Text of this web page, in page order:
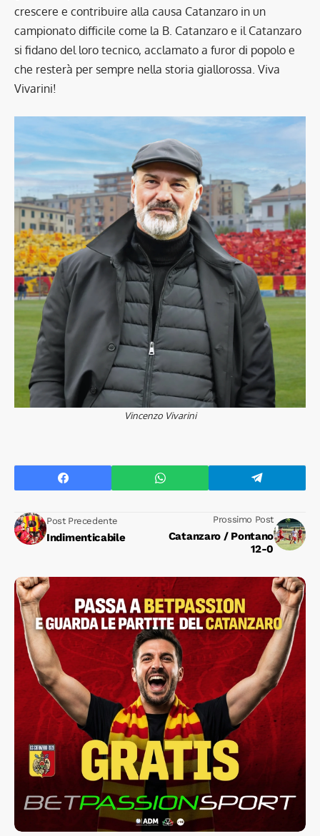
crescere e contribuire alla causa Catanzaro in un
campionato difficile come la B. Catanzaro e il Catanzaro
si fidano del loro tecnico, acclamato a furor di popolo e
che resterà per sempre nella storia giallorossa. Viva
Vivarini!
Vincenzo Vivarini
Post Precedente
Indimenticabile
Prossimo Post
Catanzaro / Pontano
12-0